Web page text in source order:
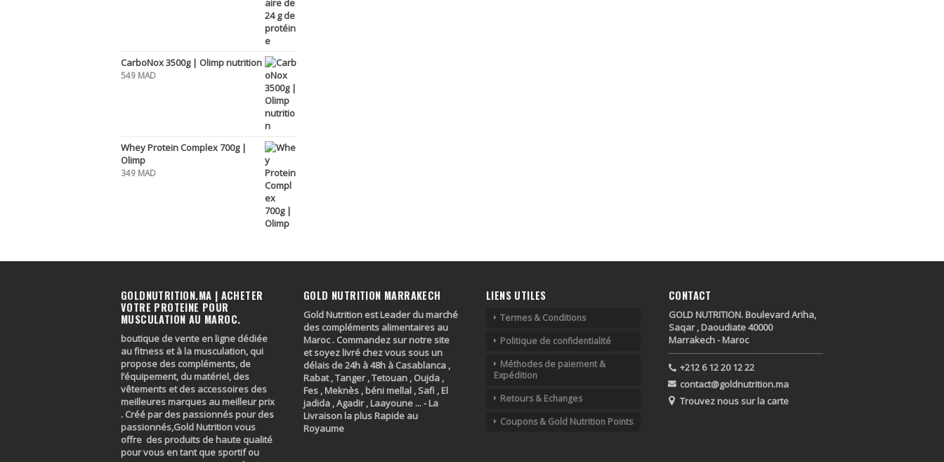
CarboNox 3500g | Olimp nutrition
549 MAD
Whey Protein Complex 700g |
Olimp
349 MAD
GOLDNUTRITION.MA | ACHETER
VOTRE PROTEINE POUR
MUSCULATION AU MAROC.
boutique de vente en ligne dédiée
au fitness et à la musculation, qui
propose des compléments, de
l’équipement, du matériel, des
vêtements et des accessoires des
meilleures marques au meilleur prix
. Créé par des passionnés pour des
passionnés,Gold Nutrition vous
offre des produits de haute qualité
pour vous en tant que sportif ou
GOLD NUTRITION MARRAKECH
Gold Nutrition est Leader du marché
des compléments alimentaires au
Maroc . Commandez sur notre site
et soyez livré chez vous sous un
délais de 24h à 48h à Casablanca ,
Rabat , Tanger , Tetouan , Oujda ,
Fes , Meknès , béni mellal , Safi , El
jadida , Agadir , Laayoune ... - La
Livraison la plus Rapide au
Royaume
LIENS UTILES
Termes & Conditions
Politique de confidentialité
Méthodes de paiement &
Expédition
Retours & Echanges
Coupons & Gold Nutrition Points
CONTACT
GOLD NUTRITION. Boulevard Ariha,
Saqar , Daoudiate 40000
Marrakech - Maroc
+212 6 12 20 12 22
contact@goldnutrition.ma
Trouvez nous sur la carte